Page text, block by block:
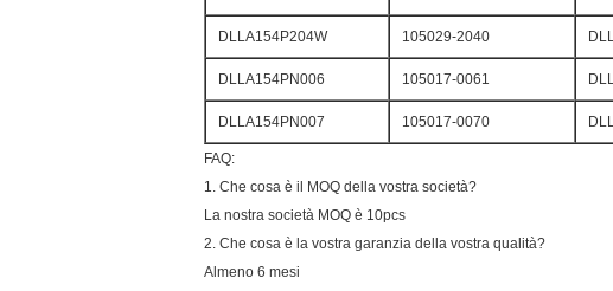
DLLA154P204W 105029-2040
DLLA154PN006 105017-0061
DLLA154PN007 105017-0070
FAQ:
1. Che cosa è il MOQ della vostra società?
La nostra società MOQ è 10pcs
2. Che cosa è la vostra garanzia della vostra qualità?
Almeno 6 mesi